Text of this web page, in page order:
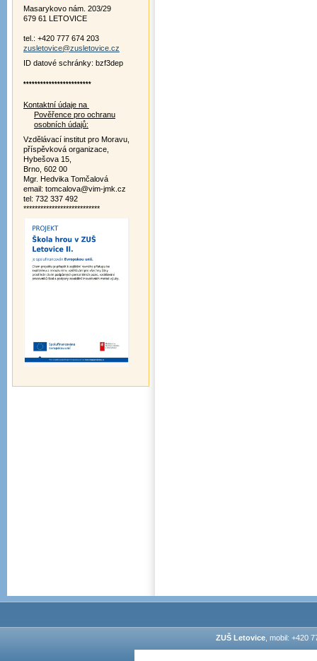
Masarykovo nám. 203/29
679 61 LETOVICE
tel.: +420 777 674 203
zusletovice@zusletovice.cz
ID datové schránky: bzf3dep
************************
Kontaktní údaje na
Pověřence pro ochranu
osobních údajů:
Vzdělávací institut pro Moravu,
příspěvková organizace,
Hybešova 15,
Brno, 602 00
Mgr. Hedvika Tomčalová
email: tomcalova@vim-jmk.cz
tel: 732 337 492
***************************
ZUŠ Letovice, mobil: +420